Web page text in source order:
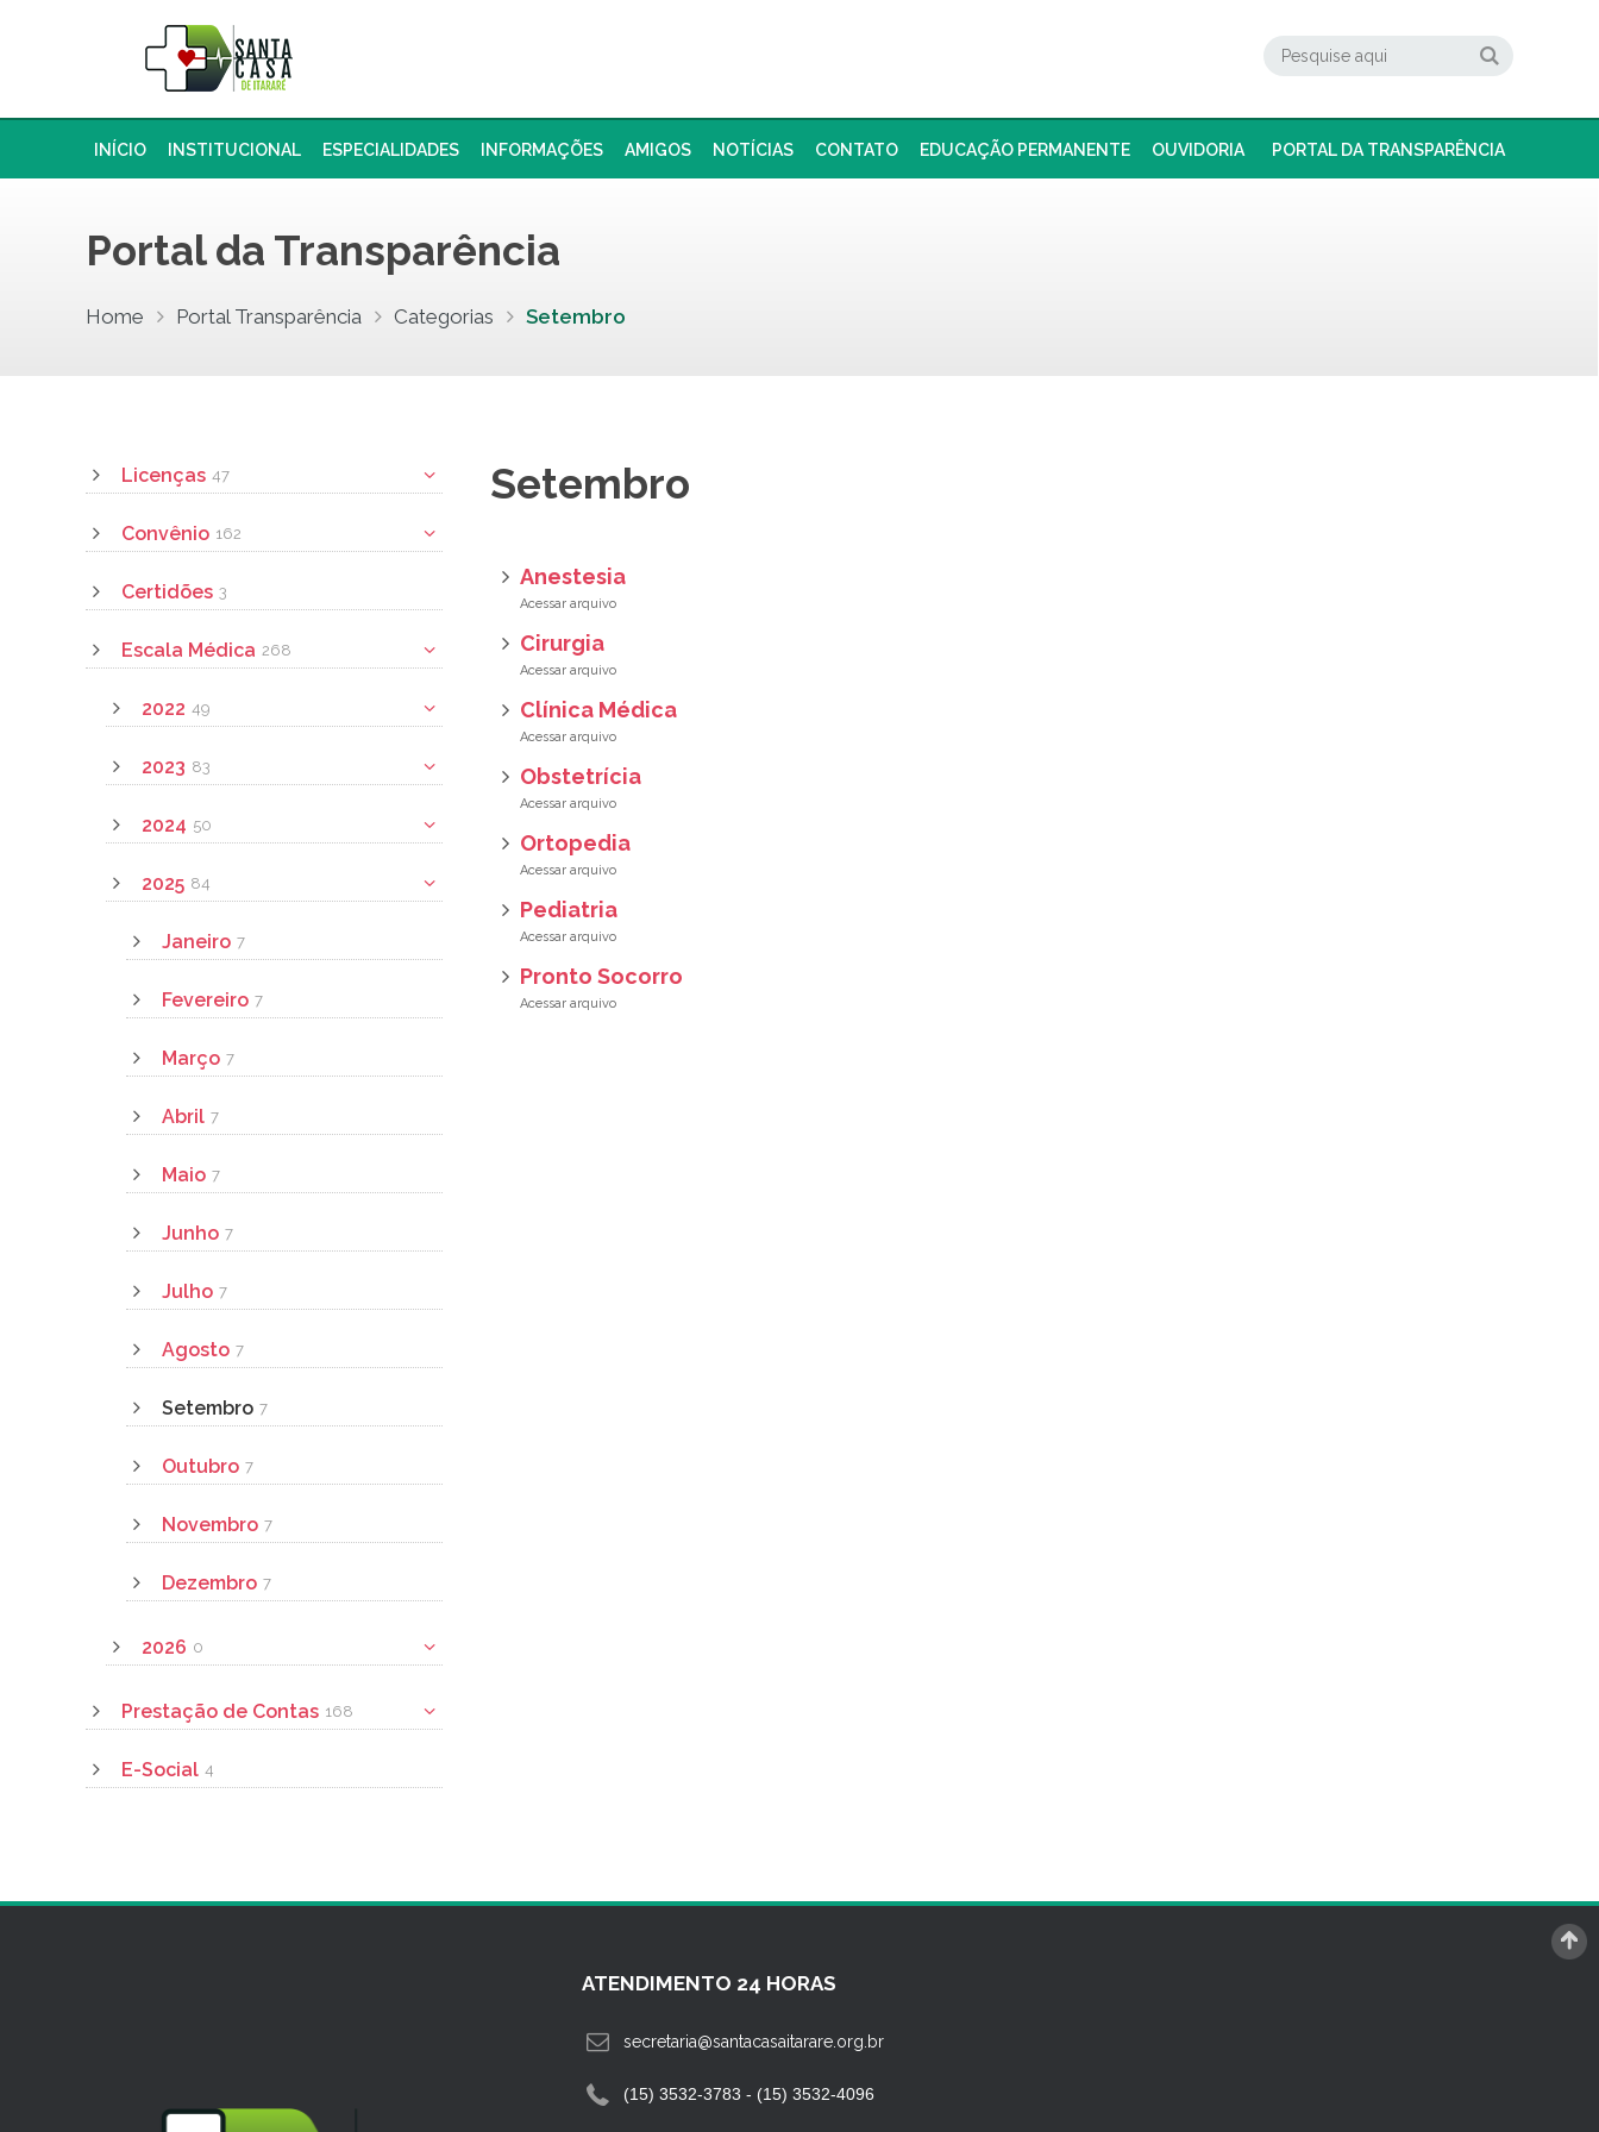
INÍCIO INSTITUCIONAL ESPECIALIDADES INFORMAÇÕES AMIGOS NOTÍCIAS CONTATO EDUCAÇÃO PERMANENTE PORTAL DA TRANSPARÊNCIA
OUVIDORIA
Portal da Transparência
Home Portal Transparência Categorias Setembro
Licenças 47
Convênio 162
Certidões 3
Escala Médica 268
2022 49
2023 83
2024 50
2025 84
Janeiro 7
Fevereiro 7
Março 7
Abril 7
Maio 7
Junho 7
Julho 7
Agosto 7
Setembro 7
Outubro 7
Novembro 7
Dezembro 7
2026 0
Prestação de Contas 168
E-Social 4
Setembro
Anestesia
Cirurgia
Clínica Médica
Obstetrícia
Ortopedia
Pediatria
Pronto Socorro
ATENDIMENTO 24 HORAS
secretaria@santacasaitarare.org.br
(15) 3532-3783 - (15) 3532-4096